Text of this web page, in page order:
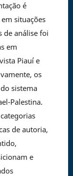
é
situações
de análise foi
em
Piauí e
os
sistema
Palestina.
de autoria,
e